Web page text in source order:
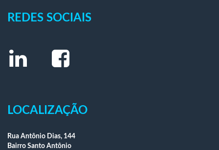
REDES SOCIAIS
LOCALIZAÇÃO
Rua Antônio Dias, 144
Bairro Santo Antônio